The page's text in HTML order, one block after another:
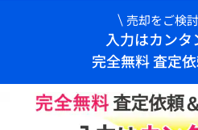
売却をご検
入力はカンタ
完全無料 査定